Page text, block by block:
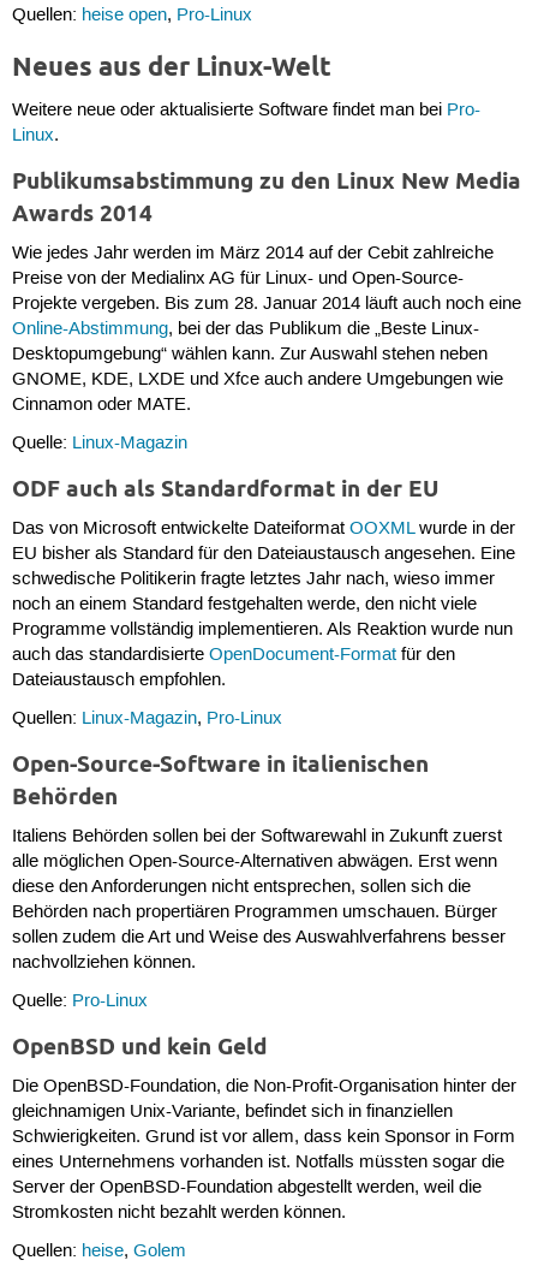
Quellen: heise open, Pro-Linux
Neues aus der Linux-Welt
Weitere neue oder aktualisierte Software findet man bei Pro-
Linux.
Publikumsabstimmung zu den Linux New Media
Awards 2014
Wie jedes Jahr werden im März 2014 auf der Cebit zahlreiche
Preise von der Medialinx AG für Linux- und Open-Source-
Projekte vergeben. Bis zum 28. Januar 2014 läuft auch noch eine
Online-Abstimmung, bei der das Publikum die „Beste Linux-
Desktopumgebung“ wählen kann. Zur Auswahl stehen neben
GNOME, KDE, LXDE und Xfce auch andere Umgebungen wie
Cinnamon oder MATE.
Quelle: Linux-Magazin
ODF auch als Standardformat in der EU
Das von Microsoft entwickelte Dateiformat OOXMLwurde in der
EU bisher als Standard für den Dateiaustausch angesehen. Eine
schwedische Politikerin fragte letztes Jahr nach, wieso immer
noch an einem Standard festgehalten werde, den nicht viele
Programme vollständig implementieren. Als Reaktion wurde nun
auch das standardisierte OpenDocument-Formatfür den
Dateiaustausch empfohlen.
Quellen: Linux-Magazin, Pro-Linux
Open-Source-Software in italienischen
Behörden
Italiens Behörden sollen bei der Softwarewahl in Zukunft zuerst
alle möglichen Open-Source-Alternativen abwägen. Erst wenn
diese den Anforderungen nicht entsprechen, sollen sich die
Behörden nach propertiären Programmen umschauen. Bürger
sollen zudem die Art und Weise des Auswahlverfahrens besser
nachvollziehen können.
Quelle: Pro-Linux
OpenBSD und kein Geld
Die OpenBSD-Foundation, die Non-Profit-Organisation hinter der
gleichnamigen Unix-Variante, befindet sich in finanziellen
Schwierigkeiten. Grund ist vor allem, dass kein Sponsor in Form
eines Unternehmens vorhanden ist. Notfalls müssten sogar die
Server der OpenBSD-Foundation abgestellt werden, weil die
Stromkosten nicht bezahlt werden können.
Quellen: heise, Golem